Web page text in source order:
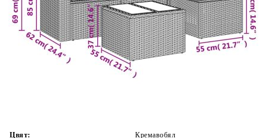
В наличност: 30 бр.
Време за доставка: 5 до 9 дни
Цвят:
Кремавобял